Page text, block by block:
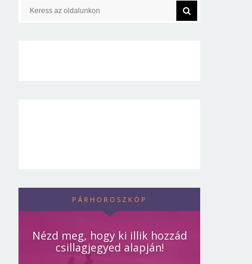
PÁRHOROSZKÓP
Nézd meg, hogy ki illik hozzád
csillagjegyed alapján!